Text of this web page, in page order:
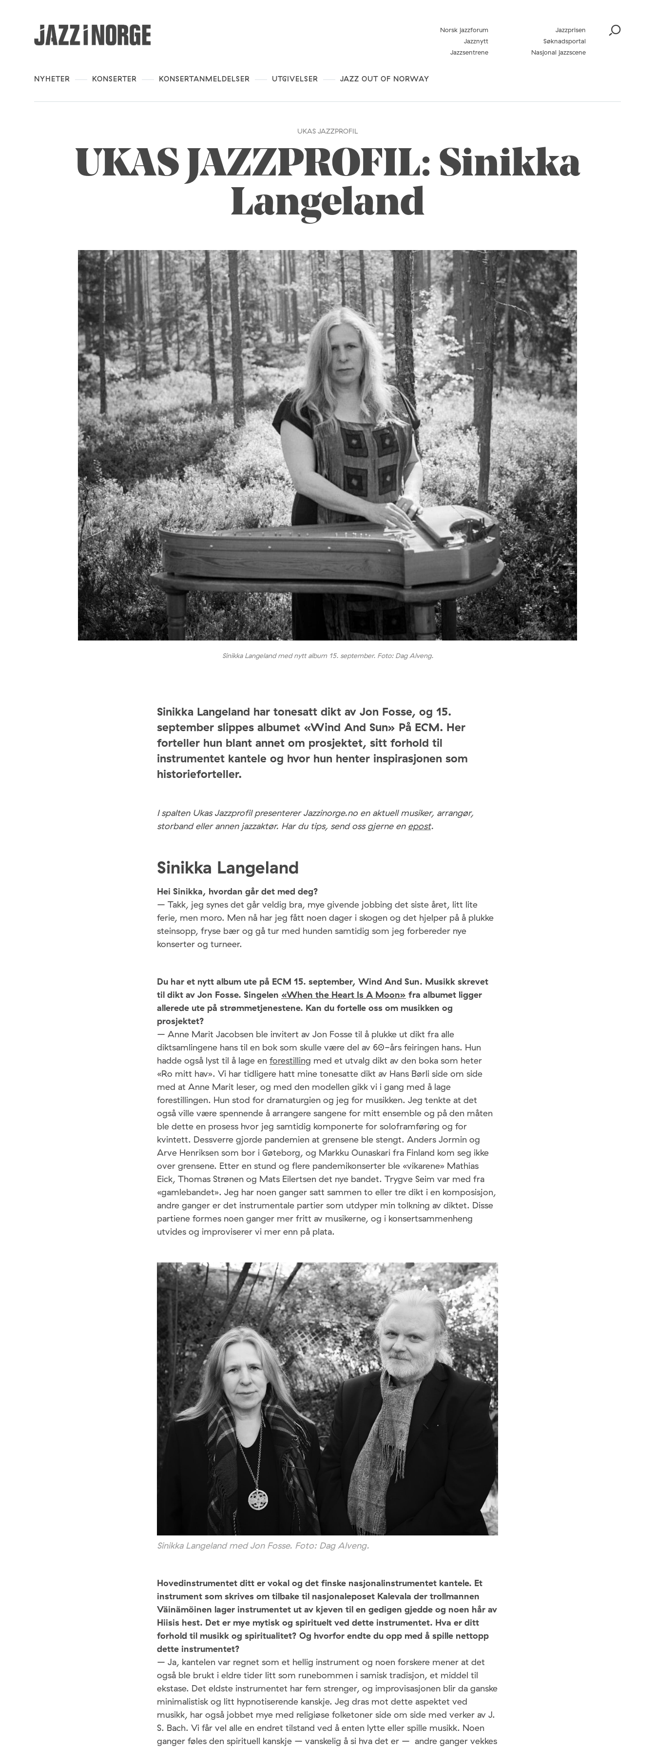
NYHETER KONSERTER KONSERTANMELDELSER UTGIVELSER JAZZ OUT OF NORWAY
Norsk jazzforum
Jazzprisen
Jazznytt
Søknadsportal
Jazzsentrene
Nasjonal jazzscene
UKAS JAZZPROFIL
UKAS JAZZPROFIL: Sinikka
Langeland
Sinikka Langeland med nytt album 15. september. Foto: Dag Alveng.
Sinikka Langeland har tonesatt dikt av Jon Fosse, og 15.
september slippes albumet «Wind And Sun» På ECM. Her
forteller hun blant annet om prosjektet, sitt forhold til
instrumentet kantele og hvor hun henter inspirasjonen som
historieforteller.
I spalten Ukas Jazzprofil presenterer Jazzinorge.no en aktuell musiker, arrangør,
storband eller annen jazzaktør. Har du tips, send oss gjerne en epost.
Sinikka Langeland
Hei Sinikka, hvordan går det med deg?
– Takk, jeg synes det går veldig bra, mye givende jobbing det siste året, litt lite
ferie, men moro. Men nå har jeg fått noen dager i skogen og det hjelper på å plukke
steinsopp, fryse bær og gå tur med hunden samtidig som jeg forbereder nye
konserter og turneer.
Du har et nytt album ute på ECM 15. september, Wind And Sun. Musikk skrevet
til dikt av Jon Fosse. Singelen «When the Heart Is A Moon» fra albumet ligger
allerede ute på strømmetjenestene. Kan du fortelle oss om musikken og
prosjektet?
– Anne Marit Jacobsen ble invitert av Jon Fosse til å plukke ut dikt fra alle
diktsamlingene hans til en bok som skulle være del av 60-års feiringen hans. Hun
hadde også lyst til å lage en forestilling med et utvalg dikt av den boka som heter
«Ro mitt hav». Vi har tidligere hatt mine tonesatte dikt av Hans Børli side om side
med at Anne Marit leser, og med den modellen gikk vi i gang med å lage
forestillingen. Hun stod for dramaturgien og jeg for musikken. Jeg tenkte at det
også ville være spennende å arrangere sangene for mitt ensemble og på den måten
ble dette en prosess hvor jeg samtidig komponerte for soloframføring og for
kvintett. Dessverre gjorde pandemien at grensene ble stengt. Anders Jormin og
Arve Henriksen som bor i Gøteborg, og Markku Ounaskari fra Finland kom seg ikke
over grensene. Etter en stund og flere pandemikonserter ble «vikarene» Mathias
Eick, Thomas Strønen og Mats Eilertsen det nye bandet. Trygve Seim var med fra
«gamlebandet». Jeg har noen ganger satt sammen to eller tre dikt i en komposisjon,
andre ganger er det instrumentale partier som utdyper min tolkning av diktet. Disse
partiene formes noen ganger mer fritt av musikerne, og i konsertsammenheng
utvides og improviserer vi mer enn på plata.
Sinikka Langeland med Jon Fosse. Foto: Dag Alveng.
Hovedinstrumentet ditt er vokal og det finske nasjonalinstrumentet kantele. Et
instrument som skrives om tilbake til nasjonaleposet Kalevala der trollmannen
Väinämöinen lager instrumentet ut av kjeven til en gedigen gjedde og noen hår av
Hiisis hest. Det er mye mytisk og spirituelt ved dette instrumentet. Hva er ditt
forhold til musikk og spiritualitet? Og hvorfor endte du opp med å spille nettopp
dette instrumentet?
– Ja, kantelen var regnet som et hellig instrument og noen forskere mener at det
også ble brukt i eldre tider litt som runebommen i samisk tradisjon, et middel til
ekstase. Det eldste instrumentet har fem strenger, og improvisasjonen blir da ganske
minimalistisk og litt hypnotiserende kanskje. Jeg dras mot dette aspektet ved
musikk, har også jobbet mye med religiøse folketoner side om side med verker av J.
S. Bach. Vi får vel alle en endret tilstand ved å enten lytte eller spille musikk. Noen
ganger føles den spirituell kanskje – vanskelig å si hva det er – andre ganger vekkes